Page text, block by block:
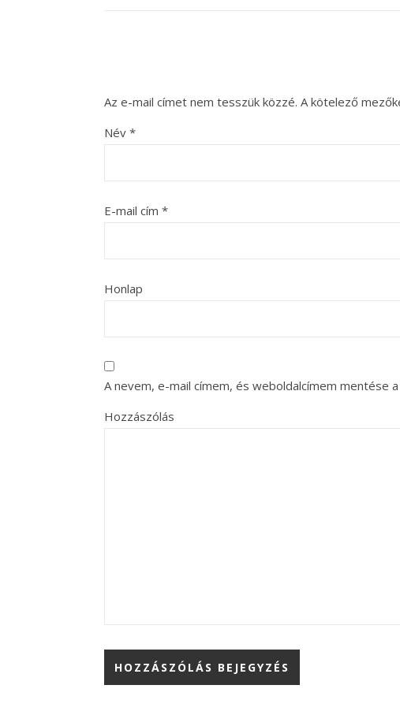
Az e-mail címet nem tesszük közzé. A kötelező
Név *
E-mail cím *
Honlap
A nevem, e-mail címem, és weboldalcímem mentése
Hozzászólás